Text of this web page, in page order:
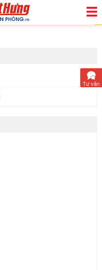
Tư vấn